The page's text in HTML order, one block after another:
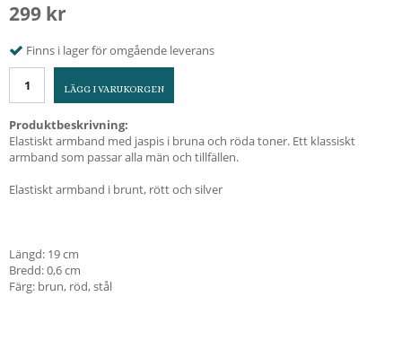
299 kr
Finns i lager för omgående leverans
LÄGG I VARUKORGEN
Produktbeskrivning:
Elastiskt armband med jaspis i bruna och röda toner. Ett klassiskt
armband som passar alla män och tillfällen.
Elastiskt armband i brunt, rött och silver
Längd: 19 cm
Bredd: 0,6 cm
Färg: brun, röd, stål